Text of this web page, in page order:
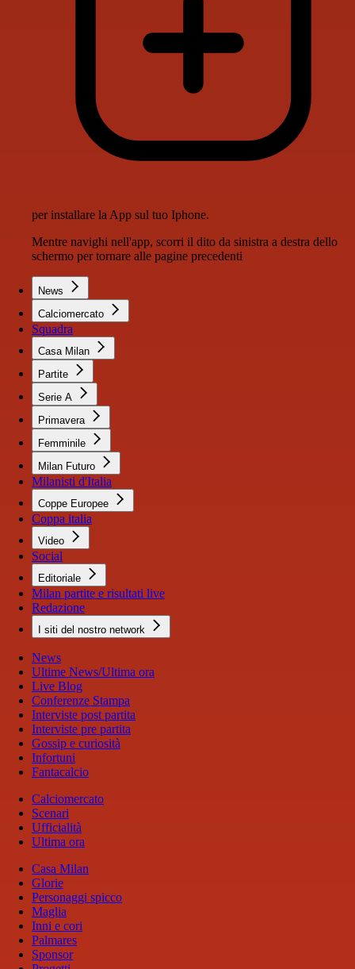
per installare la App sul tuo Iphone.
Mentre navighi nell'app, scorri il dito da sinistra a destra dello
schermo per tornare alle pagine precedenti
News
Calciomercato
Squadra
Casa Milan
Partite
Serie A
Primavera
Femminile
Milan Futuro
Milanisti d'Italia
Coppe Europee
Coppa italia
Video
Social
Editoriale
Milan partite e risultati live
Redazione
I siti del nostro network
News
Ultime News/Ultima ora
Live Blog
Conferenze Stampa
Interviste post partita
Interviste pre partita
Gossip e curiosità
Infortuni
Fantacalcio
Calciomercato
Scenari
Ufficialità
Ultima ora
Casa Milan
Glorie
Personaggi spicco
Maglia
Inni e cori
Palmares
Sponsor